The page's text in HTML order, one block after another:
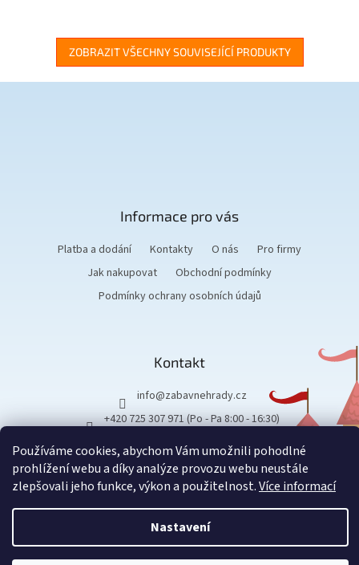
Používáme cookies, abychom Vám umožnili pohodlné
prohlížení webu a díky analýze provozu webu neustále
zlepšovali jeho funkce, výkon a použitelnost.Více informací
Nastavení
ZOBRAZIT VŠECHNY SOUVISEJÍCÍ PRODUKTY
Informace pro vás
Platba a dodání Kontakty O nás
Pro firmy
Jak nakupovat
Obchodní podmínky
Podmínky ochrany osobních údajů
Kontakt
info@zabavnehrady.cz
+420 725 307 971 (Po - Pa 8:00 - 16:30)
Vytvořil Shoptet